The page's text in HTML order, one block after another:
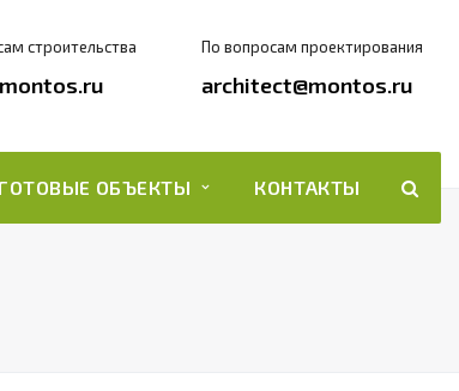
строительства По вопросам проектирования
architect@montos.ru
ГОТОВЫЕ ОБЪЕКТЫ КОНТАКТЫ